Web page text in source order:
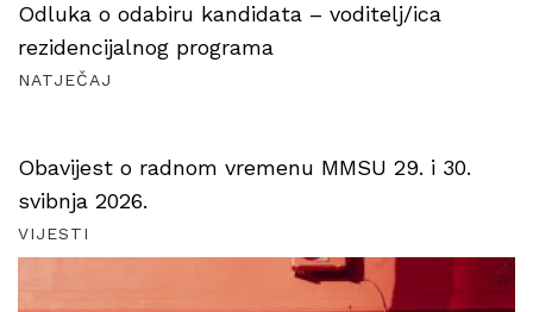
Odluka o odabiru kandidata – voditelj/ica
rezidencijalnog programa
NATJEČAJ
Obavijest o radnom vremenu MMSU 29. i 30.
svibnja 2026.
VIJESTI